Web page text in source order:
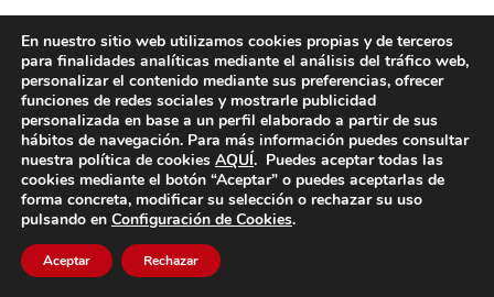
En nuestro sitio web utilizamos cookies propias y de terceros
para finalidades analíticas mediante el análisis del tráfico web,
personalizar el contenido mediante sus preferencias, ofrecer
funciones de redes sociales y mostrarle publicidad
personalizada en base a un perfil elaborado a partir de sus
hábitos de navegación. Para más información puedes consultar
nuestra política de cookies AQUÍ. Puedes aceptar todas las
cookies mediante el botón “Aceptar” o puedes aceptarlas de
forma concreta, modificar su selección o rechazar su uso
pulsando en Configuración de Cookies.
Aceptar Rechazar